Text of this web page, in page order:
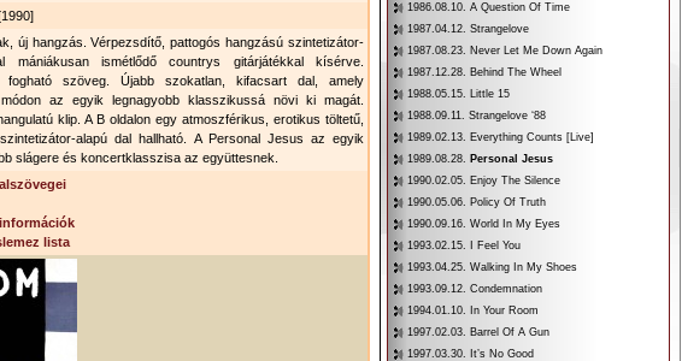
új hangzás. Vérpezsdítő, pattogós hangzású szintetizátor-
mániákusan ismétlődő countrys gitárjátékkal kísérve.
fogható szöveg. Újabb szokatlan, kifacsart dal, amely
az egyik legnagyobb klasszikussá növi ki magát.
klip. A B oldalon egy atmoszférikus, erotikus töltetű,
alapú dal hallható. A Personal Jesus az egyik
slágere és koncertklasszisa az együttesnek.
lista
1986.08.10. A Question Of Time
1987.04.12. Strangelove
1987.08.23. Never Let Me Down Again
1987.12.28. Behind The Wheel
1988.05.15. Little 15
1988.09.11. Strangelove ‘88
1989.02.13. Everything Counts [Live]
1989.08.28. Personal Jesus
1990.02.05. Enjoy The Silence
1990.05.06. Policy Of Truth
1990.09.16. World In My Eyes
1993.02.15. I Feel You
1993.04.25. Walking In My Shoes
1993.09.12. Condemnation
1994.01.10. In Your Room
1997.02.03. Barrel Of A Gun
1997.03.30. It’s No Good